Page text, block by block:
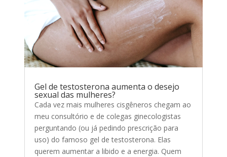
Gel de testosterona aumenta o desejo
sexual das mulheres?
Cada vez mais mulheres cisgêneros chegam ao
meu consultório e de colegas ginecologistas
perguntando (ou já pedindo prescrição para
uso) do famoso gel de testosterona. Elas
querem aumentar a libido e a energia. Quem